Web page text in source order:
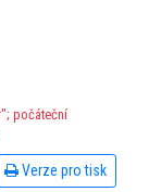
počáteční
Verze pro tisk